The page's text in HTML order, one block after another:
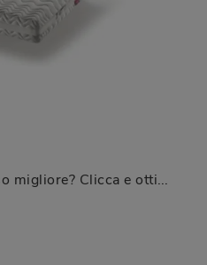
Vuoi assicurarti il riposo migliore? Clicca e ottieni informazioni sul materasso Lgs tra i modelli a molle matrimoniali di Oggioni!